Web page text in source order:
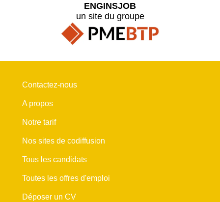
ENGINSJOB
un site du groupe
Contactez-nous
A propos
Notre tarif
Nos sites de codiffusion
Tous les candidats
Toutes les offres d'emploi
Déposer un CV